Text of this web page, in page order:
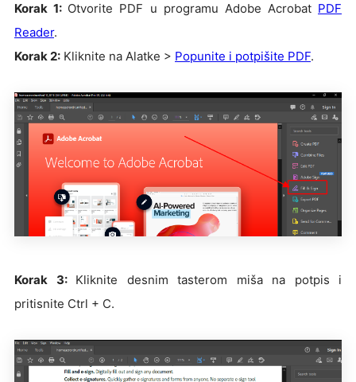
Korak 1: Otvorite PDF u programu Adobe Acrobat PDF
Reader.
Korak 2: Kliknite na Alatke > Popunite i potpišite PDF.
Korak 3: Kliknite desnim tasterom miša na potpis i
pritisnite Ctrl + C.